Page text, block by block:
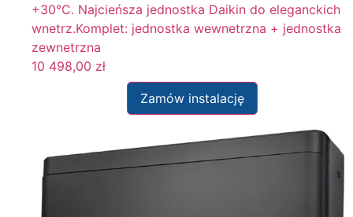
+30°C. Najcieńsza jednostka Daikin do eleganckich
wnetrz.Komplet: jednostka wewnetrzna + jednostka
zewnetrzna
10 498,00 zł
Zamów instalację